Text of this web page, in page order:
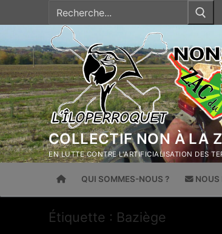
au
COLLECTIF NON À LA
EN LUTTE CONTRE L'ARTIFICIALISATION DES
QUI SOMMES-NOUS ? NOUS
Étiquette : Baziège